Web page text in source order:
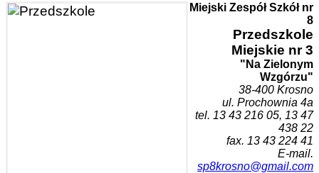
Miejski Zespół Szkół nr
8
Przedszkole
Miejskie nr 3
"Na Zielonym
Wzgórzu"
38-400 Krosno
ul. Prochownia 4a
tel. 13 43 216 05, 13 47
438 22
fax. 13 43 224 41
E-mail.
sp8krosno@gmail.com